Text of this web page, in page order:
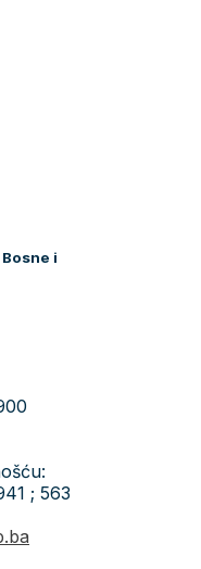
i
; 563